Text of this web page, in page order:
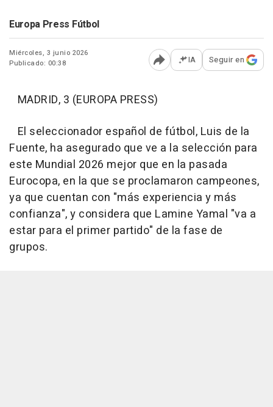
Europa Press Fútbol
Miércoles, 3 junio 2026
Publicado: 00:38
Abrir opciones para
IA Seguir en
MADRID, 3 (EUROPA PRESS)
El seleccionador español de fútbol, Luis de la
Fuente, ha asegurado que ve a la selección para
este Mundial 2026 mejor que en la pasada
Eurocopa, en la que se proclamaron campeones,
ya que cuentan con "más experiencia y más
confianza", y considera que Lamine Yamal "va a
estar para el primer partido" de la fase de
grupos.